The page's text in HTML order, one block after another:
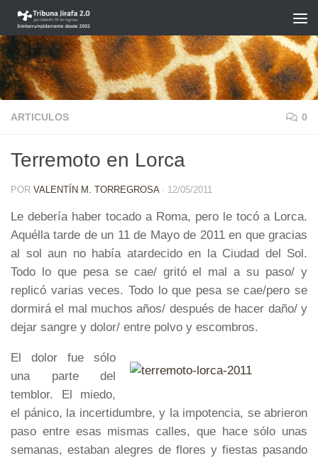
Saltar al contenido
ARTICULOS 0
Terremoto en Lorca
POR VALENTÍN M. TORREGROSA · 12/05/2011
Le debería haber tocado a Roma, pero le tocó a Lorca.
Aquélla tarde de un 11 de Mayo de 2011 en que gracias
al sol aun no había atardecido en la Ciudad del Sol.
Todo lo que pesa se cae/ gritó el mal a su paso/ y
replicó varias veces. Todo lo que pesa se cae/pero se
dormirá el mal muchos años/ después de hacer daño/ y
dejar sangre y dolor/ entre polvo y escombros.
El dolor fue sólo
una parte del
temblor. El miedo,
el pánico, la incertidumbre, y la impotencia, se abrieron
paso entre esas mismas calles, que hace sólo unas
semanas, estaban alegres de flores y fiestas pasando